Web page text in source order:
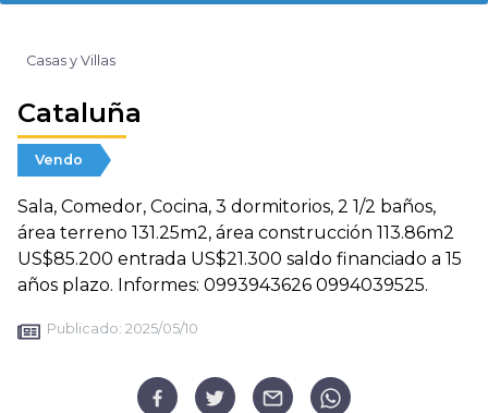
Casas y Villas
Cataluña
Vendo
Sala, Comedor, Cocina, 3 dormitorios, 2 1/2 baños,
área terreno 131.25m2, área construcción 113.86m2
US$85.200 entrada US$21.300 saldo financiado a 15
años plazo. Informes: 0993943626 0994039525.
Publicado: 2025/05/10